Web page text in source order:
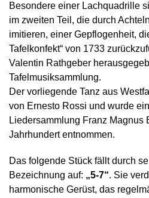
Besondere einer Lachquadrille
im zweiten Teil, die durch
imitieren, einer Gepflogenheit,
Tafelkonfekt“ von 1733
Valentin Rathgeber
Tafelmusiksammlung.
Der vorliegende Tanz aus
von Ernesto Rossi und wurde
Liedersammlung Franz Magnus
Jahrhundert entnommen.
Das folgende Stück fällt durch
Bezeichnung auf: „5-7“. Sie
harmonische Gerüst, das